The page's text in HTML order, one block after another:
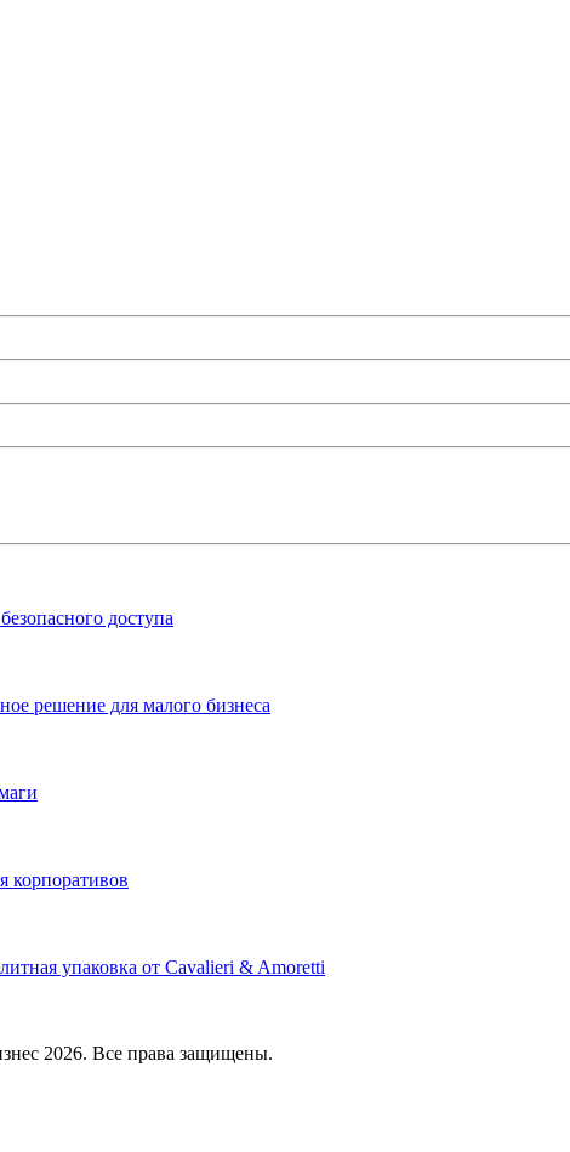
доступа
решение для малого бизнеса
корпоративов
упаковка от Cavalieri & Amoretti
2026. Все права защищены.